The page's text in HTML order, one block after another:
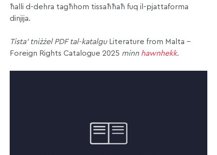
ħalli d-dehra tagħhom tissaħħaħ fuq il-pjattaforma
dinjija.
Tista’ tniżżel PDF tal-katalgu Literature from Malta –
Foreign Rights Catalogue 2025 minn hawnhekk.